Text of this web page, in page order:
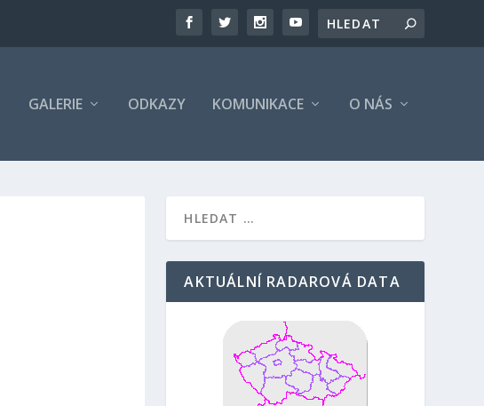
GALERIE ODKAZY KOMUNIKACE O NÁS
AKTUÁLNÍ RADAROVÁ DATA